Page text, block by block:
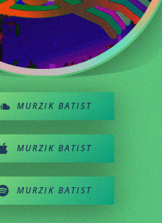
MURZIK BATIST
MURZIK BATIST
MURZIK BATIST